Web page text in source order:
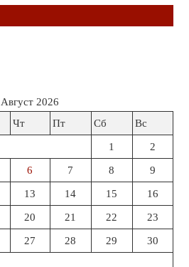
Август 2026
Чт Пт Сб Вс
1 2
6 7 8 9
13 14 15 16
20 21 22 23
27 28 29 30